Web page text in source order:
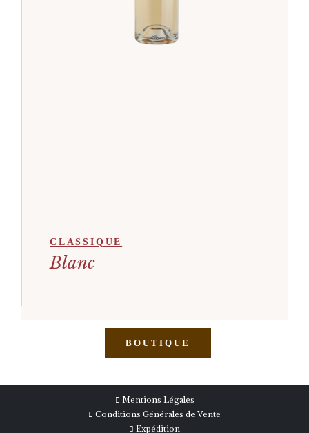
CLASSIQUE
Blanc
BOUTIQUE
Mentions Légales
Conditions Générales de Vente
Expédition